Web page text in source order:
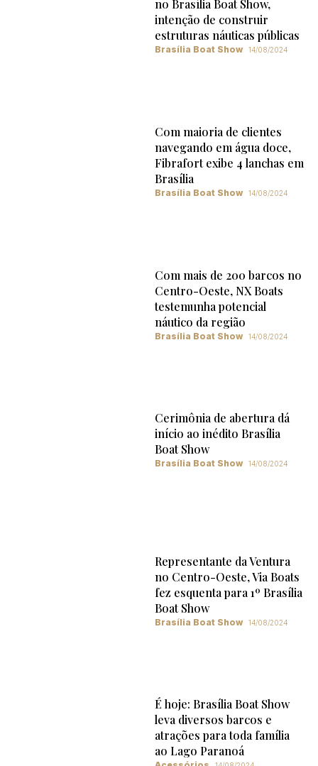
no Brasília Boat Show,
intenção de construir
estruturas náuticas públicas
Brasília Boat Show 14/08/2024
Com maioria de clientes
navegando em água doce,
Fibrafort exibe 4 lanchas em
Brasília
Brasília Boat Show 14/08/2024
Com mais de 200 barcos no
Centro-Oeste, NX Boats
testemunha potencial
náutico da região
Brasília Boat Show 14/08/2024
Cerimônia de abertura dá
início ao inédito Brasília
Boat Show
Brasília Boat Show 14/08/2024
Representante da Ventura
no Centro-Oeste, Via Boats
fez esquenta para 1º Brasília
Boat Show
Brasília Boat Show 14/08/2024
É hoje: Brasília Boat Show
leva diversos barcos e
atrações para toda família
ao Lago Paranoá